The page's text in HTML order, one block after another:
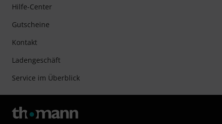
Hilfe-Center
Gutscheine
Kontakt
Ladengeschäft
Service im Überblick